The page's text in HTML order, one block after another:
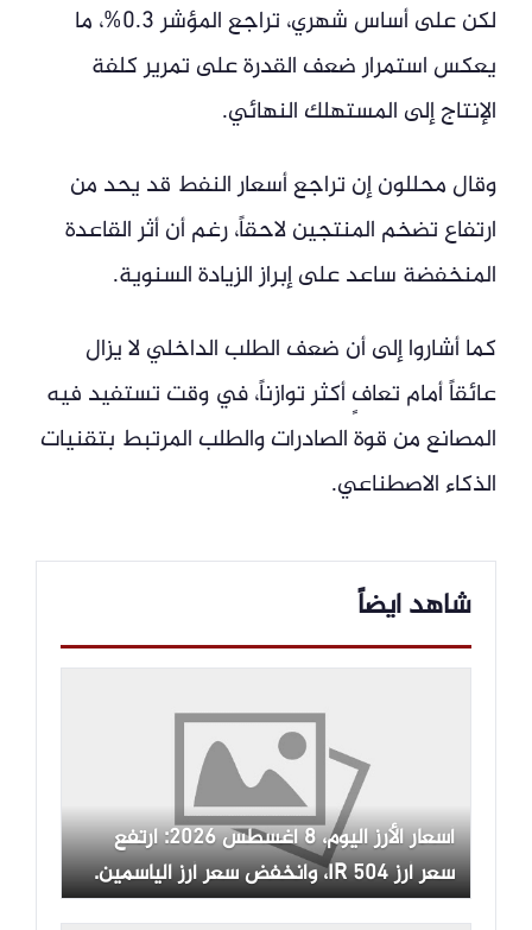
لكن على أساس شهري، تراجع المؤشر 0.3%، ما
يعكس استمرار ضعف القدرة على تمرير كلفة
الإنتاج إلى المستهلك النهائي.
وقال محللون إن تراجع أسعار النفط قد يحد من
ارتفاع تضخم المنتجين لاحقاً، رغم أن أثر القاعدة
المنخفضة ساعد على إبراز الزيادة السنوية.
كما أشاروا إلى أن ضعف الطلب الداخلي لا يزال
عائقاً أمام تعافٍ أكثر توازناً، في وقت تستفيد فيه
المصانع من قوة الصادرات والطلب المرتبط بتقنيات
الذكاء الاصطناعي.
شاهد ايضاً
أسعار الأرز اليوم، 8 أغسطس 2026: ارتفع
سعر أرز IR 504، وانخفض سعر أرز الياسمين.